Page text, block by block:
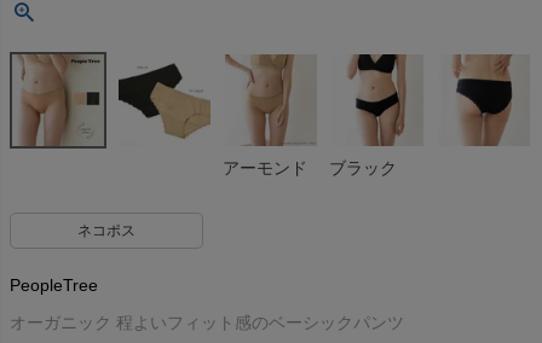
アーモンド ブラック
ネコポス
PeopleTree
オーガニック 程よいフィット感のベーシックパンツ